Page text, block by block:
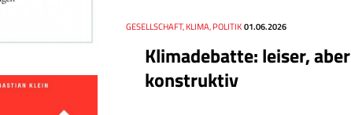
Klimadebatte: leiser, aber
konstruktiv
Thema
GESELLSCHAFT, KLIMA, POLITIK
Datum 01.06.2026